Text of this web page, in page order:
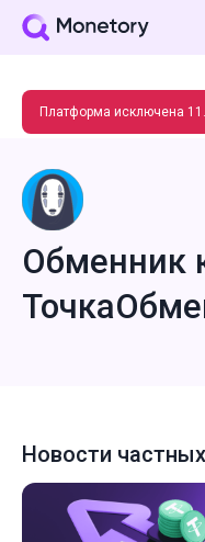
Платформа исключена
Обменник
Новости